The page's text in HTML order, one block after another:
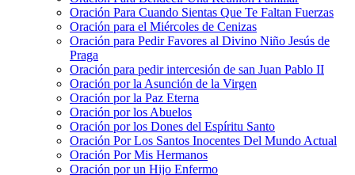
Oración Para Cuando Sientas Que Te Faltan Fuerzas
Oración para el Miércoles de Cenizas
Oración para Pedir Favores al Divino Niño Jesús de
Praga
Oración para pedir intercesión de san Juan Pablo II
Oración por la Asunción de la Virgen
Oración por la Paz Eterna
Oración por los Abuelos
Oración por los Dones del Espíritu Santo
Oración Por Los Santos Inocentes Del Mundo Actual
Oración Por Mis Hermanos
Oración por un Hijo Enfermo